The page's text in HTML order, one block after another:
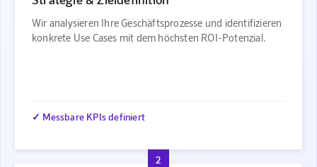
Wir analysieren Ihre Geschäftsprozesse und identifizieren
konkrete Use Cases mit dem höchsten ROI-Potenzial.
✓ Messbare KPIs definiert
2